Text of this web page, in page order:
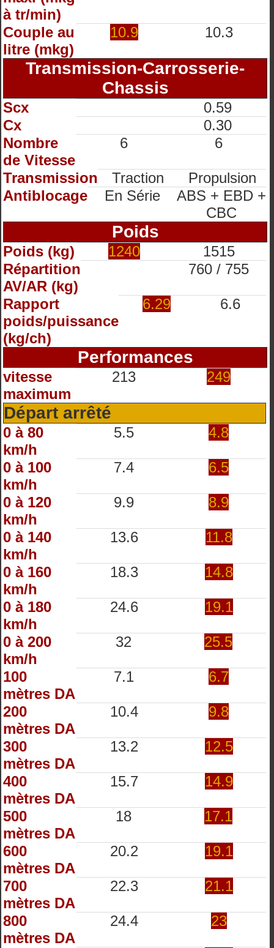
à tr/min)
Couple au
litre (mkg)
10.9 10.3
Transmission-Carrosserie-
Chassis
Scx
0.59
Cx
0.30
Nombre
de Vitesse
6 6
Transmission Traction
Propulsion
Antiblocage
En Série
ABS + EBD +
CBC
Poids
Poids (kg) 1240
1515
Répartition
AV/AR (kg)
760 / 755
Rapport
poids/puissance
(kg/ch)
6.29 6.6
Performances
vitesse
maximum
213 249
Départ arrêté
0 à 80
km/h
5.5 4.8
0 à 100
km/h
7.4 6.5
0 à 120
km/h
9.9 8.9
0 à 140
km/h
13.6 11.8
0 à 160
km/h
18.3 14.8
0 à 180
km/h
24.6 19.1
0 à 200
km/h
32 25.5
100
mètres DA
7.1 6.7
200
mètres DA
10.4 9.8
300
mètres DA
13.2 12.5
400
mètres DA
15.7 14.9
500
mètres DA
18 17.1
600
mètres DA
20.2 19.1
700
mètres DA
22.3 21.1
800
mètres DA
24.4 23